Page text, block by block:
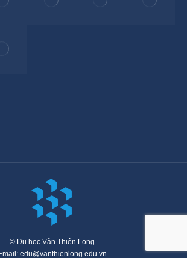
© Du học Vân Thiên Long
edu@vanthienlong.edu.vn